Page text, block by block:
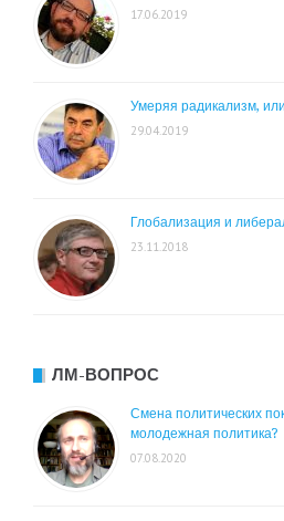
17.06.2019
Умеряя радикализм,
29.04.2019
Глобализация и
23.11.2018
ЛМ-ВОПРОС
Смена политических
молодежная политика?
07.08.2020